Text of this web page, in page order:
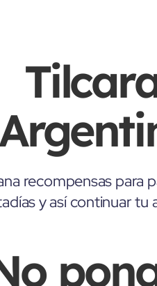
recompensas para
y así continuar tu